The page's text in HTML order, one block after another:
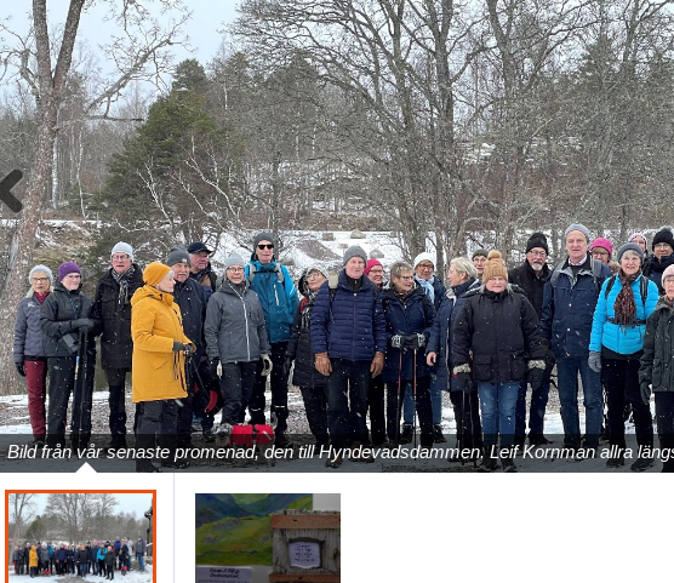
Bild från vår senaste promenad, den till Hyndevadsdammen. Leif Kornman allra